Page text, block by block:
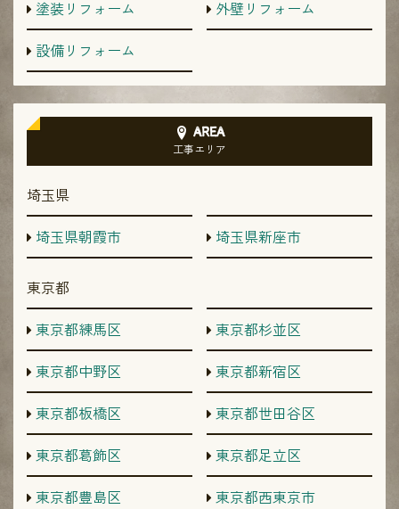
塗装リフォーム
外壁リフォーム
設備リフォーム
AREA
工事エリア
埼玉県
埼玉県朝霞市
埼玉県新座市
東京都
東京都練馬区
東京都杉並区
東京都中野区
東京都新宿区
東京都板橋区
東京都世田谷区
東京都葛飾区
東京都足立区
東京都豊島区
東京都西東京市